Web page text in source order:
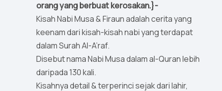
orang yang berbuat kerosakan.}-
Kisah Nabi Musa & Firaun adalah cerita yang
keenam dari kisah-kisah nabi yang terdapat
dalam Surah Al-A’raf.
Disebut nama Nabi Musa dalam al-Quran lebih
daripada 130 kali.
Kisahnya detail & terperinci sejak dari lahir,